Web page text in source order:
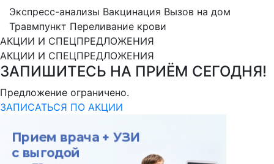
Экспресс-анализы Вакцинация Вызов на дом
Травмпункт Переливание крови
АКЦИИ И СПЕЦПРЕДЛОЖЕНИЯ
АКЦИИ И СПЕЦПРЕДЛОЖЕНИЯ
ЗАПИШИТЕСЬ НА ПРИЁМ СЕГОДНЯ!
Предложение ограничено.
ЗАПИСАТЬСЯ ПО АКЦИИ